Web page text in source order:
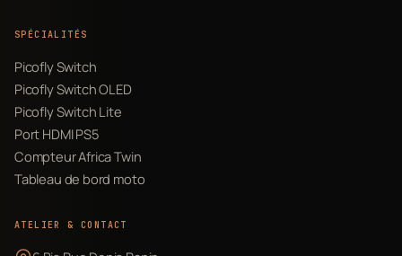
SPÉCIALITÉS
Picofly Switch
Picofly Switch OLED
Picofly Switch Lite
Port HDMI PS5
Compteur Africa Twin
Tableau de bord moto
ATELIER & CONTACT